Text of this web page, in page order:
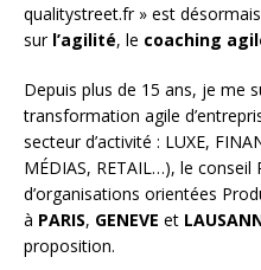
qualitystreet.fr » est
sur l’agilité, le coaching
Depuis plus de 15 ans, je me
transformation agile
secteur d’activité : LUXE,
MÉDIAS, RETAIL…), le conseil
d’organisations orientées
à PARIS, GENEVE et
proposition.